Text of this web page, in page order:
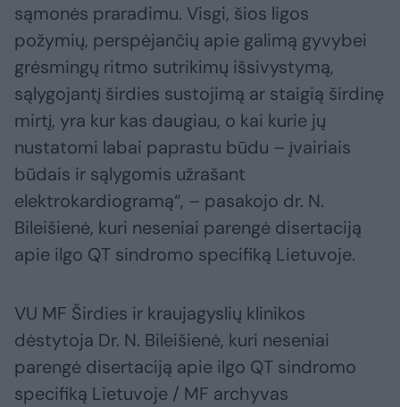
sąmonės praradimu. Visgi, šios ligos
požymių, perspėjančių apie galimą gyvybei
grėsmingų ritmo sutrikimų išsivystymą,
sąlygojantį širdies sustojimą ar staigią širdinę
mirtį, yra kur kas daugiau, o kai kurie jų
nustatomi labai paprastu būdu – įvairiais
būdais ir sąlygomis užrašant
elektrokardiogramą“, – pasakojo dr. N.
Bileišienė, kuri neseniai parengė disertaciją
apie ilgo QT sindromo specifiką Lietuvoje.
VU MF Širdies ir kraujagyslių klinikos
dėstytoja Dr. N. Bileišienė, kuri neseniai
parengė disertaciją apie ilgo QT sindromo
specifiką Lietuvoje / MF archyvas